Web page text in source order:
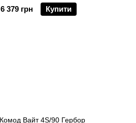
6 379 грн
Купити